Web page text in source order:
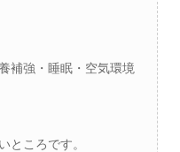
補強・睡眠・空気環境
ところです。